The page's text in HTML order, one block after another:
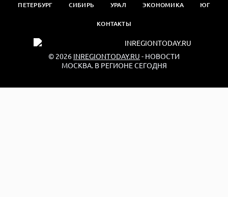
ПЕТЕРБУРГ СИБИРЬ УРАЛ ЭКОНОМИКА ЮГ
КОНТАКТЫ
© 2026 INREGIONTODAY.RU - НОВОСТИ
МОСКВА. В РЕГИОНЕ СЕГОДНЯ